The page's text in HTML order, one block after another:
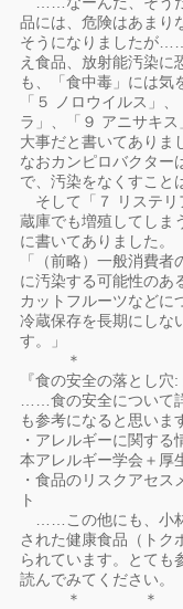
品には、危険はあまり
そうになりましたが
え食品、放射能汚染に
も、「食中毒」には気
「５ ノロウイルス」
ラ」、「９ アニサキ
大事だと書いてありま
なおカンピロバクター
で、汚染をなくすこと
そして「７ リステリ
蔵庫でも増殖してしま
に書いてありました。
「（前略）一般消費
に汚染する可能性のあ
カットフルーツなどに
冷蔵保存を長期にしな
す。」
＊
『食の安全の落とし
……食の安全について
も参考になると思いま
・アレルギーに関す
本アレルギー学会＋厚
・食品のリスクアセ
ト
……この他にも、小林
された健康食品（トク
られています。とても
読んでみてください。
＊ ＊